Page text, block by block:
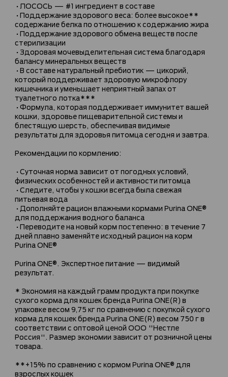
•ЛОСОСЬ — #1 ингредиент в составе
•Поддержание здорового веса: более высокое**
содержание белка по отношению к содержанию жира
•Поддержание здорового обмена веществ после
стерилизации
•Здоровая мочевыделительная система благодаря
балансу минеральных веществ
•В составе натуральный пребиотик — цикорий,
который поддерживает здоровую микрофлору
кишечника и уменьшает неприятный запах от
туалетного лотка***
•Формула, которая поддерживает иммунитет вашей
кошки, здоровье пищеварительной системы и
блестящую шерсть, обеспечивая видимые
результаты для здоровья питомца сегодня и завтра.
Рекомендации по кормлению:
•Суточная норма зависит от погодных условий,
физических особенностей и активности питомца
•Следите, чтобы у кошки всегда была свежая
питьевая вода
•Дополняйте рацион влажными кормами Purina ONE®
для поддержания водного баланса
•Переводите на новый корм постепенно: в течение 7
дней плавно заменяйте исходный рацион на корм
Purina ONE®
Purina ONE®. Экспертное питание — видимый
результат.
* Экономия на каждый грамм продукта при покупке
сухого корма для кошек бренда Purina ONE(R) в
упаковке весом 9,75 кг по сравнению с покупкой сухого
корма для кошек бренда Purina ONE(R) весом 750 г в
соответствии с оптовой ценой ООО "Нестле
Россия". Размер экономии зависит от розничной цены
товара.
**+15% по сравнению с кормом Purina ONE® для
взрослых кошек